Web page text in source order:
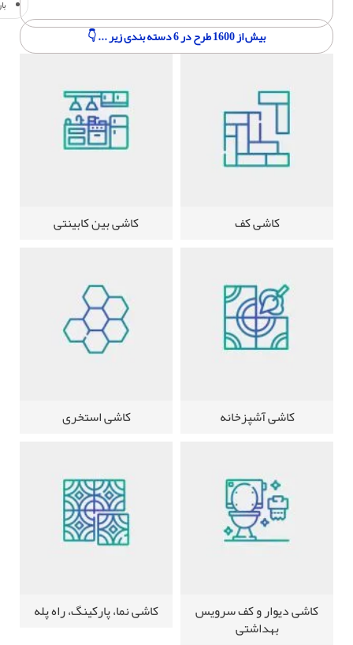
بیش از 1600 طرح در 6 دسته بندی زیر ... 👇
کاشی کف کاشی بین کابینتی
کاشی آشپزخانه کاشی استخری
کاشی دیوار و کف سرویس
بهداشتی
کاشی نما، پارکینگ، راه پله